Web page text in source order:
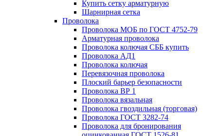
Купить сетку арматурную
Шарнирная сетка
Проволока
Проволока МОБ по ГОСТ 4752-79
Арматурная проволока
Проволока колючая СББ купить
Проволока АД1
Проволока колючая
Перевязочная проволока
Плоский барьер безопасности
Проволока ВР 1
Проволока вязальная
Проволока гвоздильная (торговая)
Проволока ГОСТ 3282-74
Проволока для бронирования